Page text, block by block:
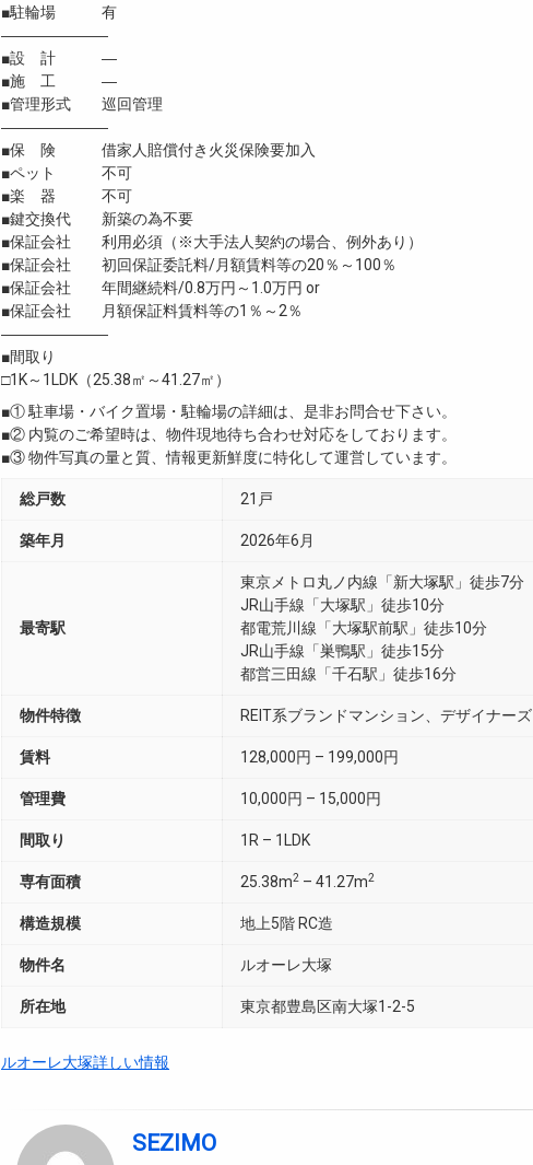
■駐輪場 有
―――――――
■設 計 ―
■施 工 ―
■管理形式 巡回管理
―――――――
■保 険 借家人賠償付き火災保険要加入
■ペット 不可
■楽 器 不可
■鍵交換代 新築の為不要
■保証会社 利用必須（※大手法人契約の場合、例外あり）
■保証会社 初回保証委託料/月額賃料等の20％～100％
■保証会社 年間継続料/0.8万円～1.0万円 or
■保証会社 月額保証料賃料等の1％～2％
―――――――
■間取り
□1K～1LDK（25.38㎡～41.27㎡）
■① 駐車場・バイク置場・駐輪場の詳細は、是非お問合せ下さい。
■② 内覧のご希望時は、物件現地待ち合わせ対応をしております。
■③ 物件写真の量と質、情報更新鮮度に特化して運営しています。
総戸数 21戸
築年月 2026年6月
最寄駅
東京メトロ丸ノ内線「新大塚駅」徒歩7分
JR山手線「大塚駅」徒歩10分
都電荒川線「大塚駅前駅」徒歩10分
JR山手線「巣鴨駅」徒歩15分
都営三田線「千石駅」徒歩16分
物件特徴 REIT系ブランドマンション、デザイナーズ
賃料 128,000円 – 199,000円
管理費 10,000円 – 15,000円
間取り 1R – 1LDK
専有面積 25.38m2 – 41.27m2
構造規模 地上5階 RC造
物件名 ルオーレ大塚
所在地 東京都豊島区南大塚1-2-5
ルオーレ大塚詳しい情報
SEZIMO